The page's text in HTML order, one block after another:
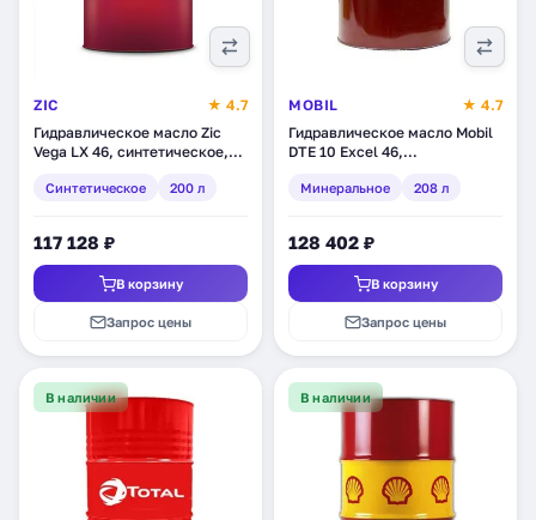
ZIC
★ 4.7
Гидравлическое масло Zic
Vega LX 46, синтетическое,
Синтетическое 200 л
117 128 ₽
В корзину
Запрос цены
MOBIL
★ 4.7
Гидравлическое масло Mobil
DTE 10 Excel 46,
Минеральное 208 л
128 402 ₽
В корзину
Запрос цены
В наличии В наличии